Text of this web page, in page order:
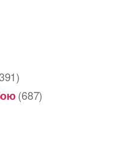
(687)